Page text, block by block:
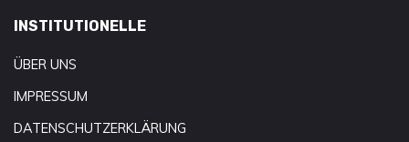
INSTITUTIONELLE
ÜBER UNS
IMPRESSUM
DATENSCHUTZERKLÄRUNG